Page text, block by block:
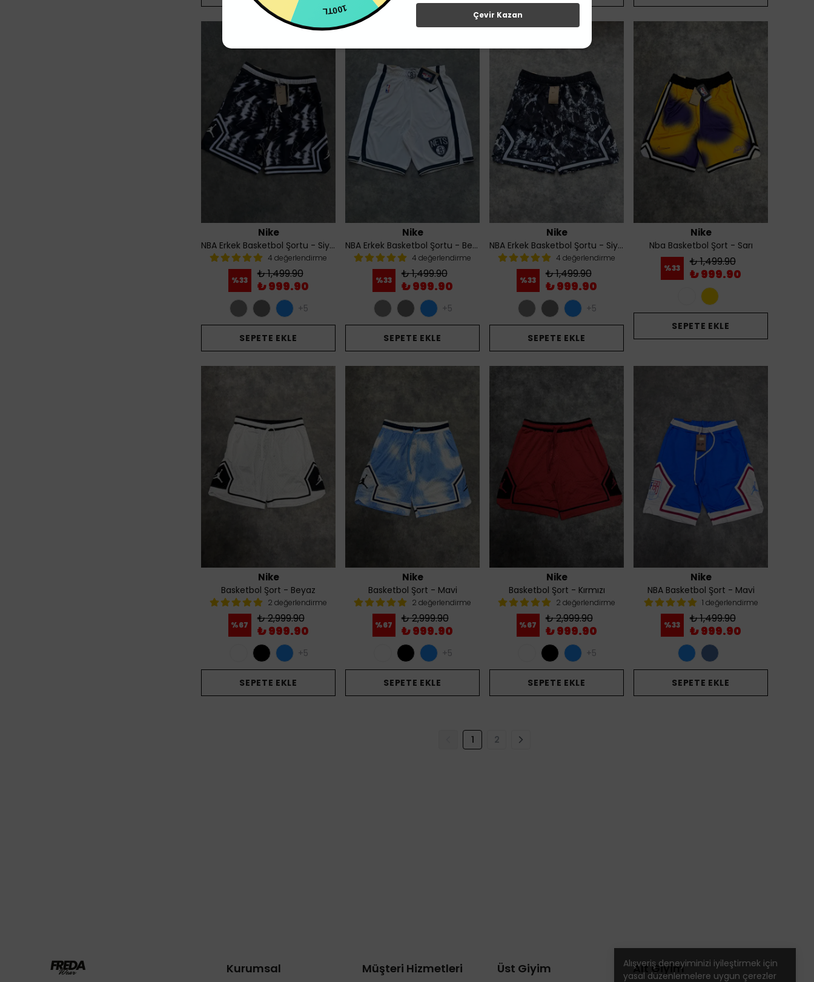
Alışveriş deneyiminizi iyileştirmek için
yasal düzenlemelere uygun çerezler
Nike
NBA Erkek Basketbol Şortu - Siyah Desenli
4 değerlendirme
%33 ₺ 1,499.90
₺ 999.90
+5
SEPETE EKLE
Nike
NBA Erkek Basketbol Şortu - Beyaz
4 değerlendirme
%33 ₺ 1,499.90
₺ 999.90
+5
SEPETE EKLE
Nike
NBA Erkek Basketbol Şortu - Siyah Desenlii
4 değerlendirme
%33 ₺ 1,499.90
₺ 999.90
+5
SEPETE EKLE
Nike
Nba Basketbol Şort - Sarı
%33 ₺ 1,499.90
₺ 999.90
SEPETE EKLE
Nike
Basketbol Şort - Beyaz
2 değerlendirme
%67 ₺ 2,999.90
₺ 999.90
+5
SEPETE EKLE
Nike
Basketbol Şort - Mavi
2 değerlendirme
%67 ₺ 2,999.90
₺ 999.90
+5
SEPETE EKLE
Nike
Basketbol Şort - Kırmızı
2 değerlendirme
%67 ₺ 2,999.90
₺ 999.90
+5
SEPETE EKLE
Nike
NBA Basketbol Şort - Mavi
1 değerlendirme
%33 ₺ 1,499.90
₺ 999.90
SEPETE EKLE
1 2
Kurumsal Müşteri Hizmetleri Üst Giyim Alt Giyim
100TL Çevir Kazan